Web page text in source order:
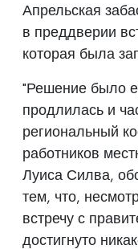
Апрельская
в преддверии
которая была
"Решение было
продлилась и
региональный
работников
Луиса Силва,
тем, что,
встречу с
достигнуто